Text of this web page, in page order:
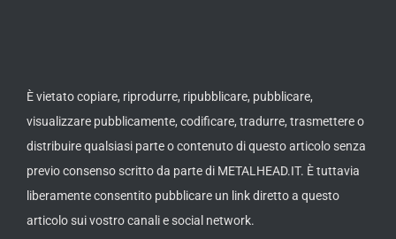
È vietato copiare, riprodurre, ripubblicare, pubblicare,
visualizzare pubblicamente, codificare, tradurre, trasmettere o
distribuire qualsiasi parte o contenuto di questo articolo senza
previo consenso scritto da parte di METALHEAD.IT. È tuttavia
liberamente consentito pubblicare un link diretto a questo
articolo sui vostro canali e social network.